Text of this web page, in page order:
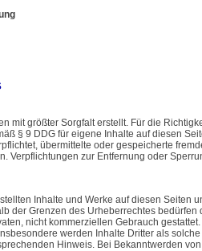
mit größter Sorgfalt erstellt. Für die
§ 9 DDG für eigene Inhalte auf diesen
übermittelte oder gespeicherte
Verpflichtungen zur Entfernung oder
Inhalte und Werke auf diesen Seiten
der Grenzen des Urheberrechtes
nicht kommerziellen Gebrauch
werden Inhalte Dritter als
Hinweis. Bei Bekanntwerden